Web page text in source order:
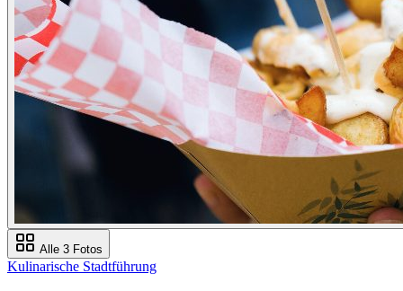
Alle 3 Fotos
Kulinarische Stadtführung